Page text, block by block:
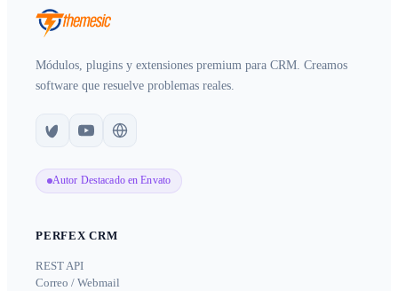
Módulos, plugins y extensiones premium para CRM. Creamos
software que resuelve problemas reales.
Autor Destacado en Envato
PERFEX CRM
REST API
Correo / Webmail